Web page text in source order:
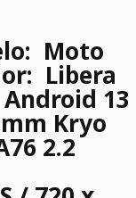
Moto
Libera
Android 13
Kryo
2.2